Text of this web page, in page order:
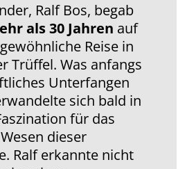
Ralf Bos, begab
als 30 Jahren auf
Reise in
Trüffel. Was anfangs
Unterfangen
sich bald in
für das
dieser
Ralf erkannte nicht